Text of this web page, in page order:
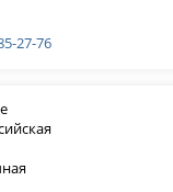
27-76